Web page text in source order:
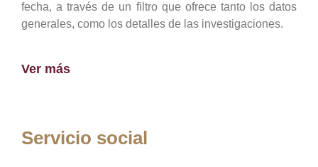
fecha, a través de un filtro que ofrece tanto los datos
generales, como los detalles de las investigaciones.
Ver más
Servicio social